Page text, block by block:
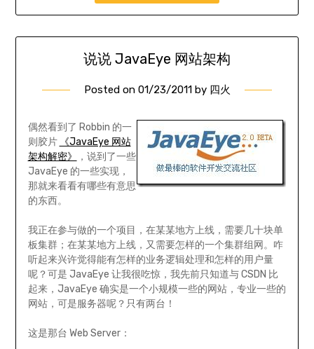
说说 JavaEye 网站架构
Posted on 01/23/2011by 四火
偶然看到了 Robbin 的一
则胶片
《JavaEye 网站
架构解密》
，说到了一些
JavaEye 的一些实现，
那就来看看有哪些有意思
的东西。
我正在参与做的一个项目，在某某地方上线，需要几十块单
板集群；在某某地方上线，又需要怎样的一个集群组网。咋
听起来兴许觉得能有怎样的业务逻辑处理和怎样的用户量
呢？可是 JavaEye 让我很吃惊，我先前只知道与 CSDN 比
起来，JavaEye 确实是一个小规模一些的网站，专业一些的
网站，可是服务器呢？只有两台！
这是那台 Web Server：